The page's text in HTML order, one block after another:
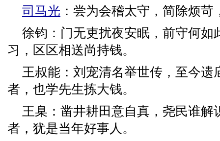
司马光 ：尝为会稽太守，简除烦
徐钧：门无吏扰夜安眠，前守何如
习，区区相送尚持钱。
王叔能：刘宠清名举世传，至今遗
者，也学先生拣大钱。
王臬：凿井耕田意自真，尧民谁解
者，犹是当年好事人。